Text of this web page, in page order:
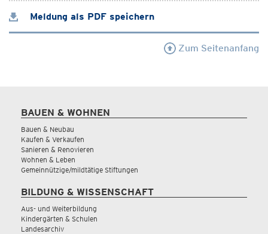
Meldung als PDF speichern
Zum Seitenanfang
BAUEN & WOHNEN
Bauen & Neubau
Kaufen & Verkaufen
Sanieren & Renovieren
Wohnen & Leben
Gemeinnützige/mildtätige Stiftungen
BILDUNG & WISSENSCHAFT
Aus- und Weiterbildung
Kindergärten & Schulen
Landesarchiv